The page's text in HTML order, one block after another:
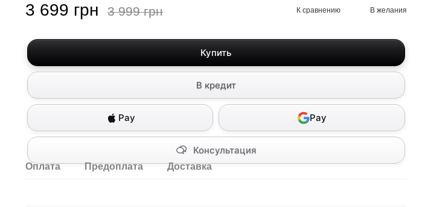
3 699 грн 3 999 грн К сравнению В желания
Купить
В кредит
Консультация
Pay Pay
Оплата Предоплата Доставка